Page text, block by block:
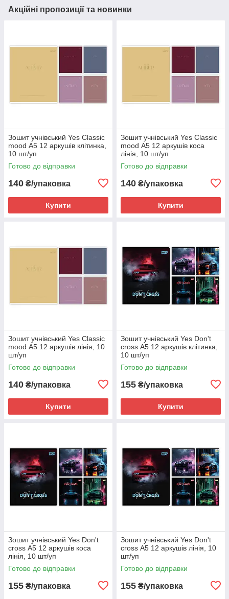
Акційні пропозиції та новинки
Зошит учнівський Yes Classic
mood А5 12 аркушів клітинка,
10 шт/уп
Готово до відправки
140 ₴/упаковка
Купити
Зошит учнівський Yes Classic
mood А5 12 аркушів коса
лінія, 10 шт/уп
Готово до відправки
140 ₴/упаковка
Купити
Зошит учнівський Yes Classic
mood А5 12 аркушів лінія, 10
шт/уп
Готово до відправки
140 ₴/упаковка
Купити
Зошит учнівський Yes Don't
cross А5 12 аркушів клітинка,
10 шт/уп
Готово до відправки
155 ₴/упаковка
Купити
Зошит учнівський Yes Don't
cross А5 12 аркушів коса
лінія, 10 шт/уп
Готово до відправки
155 ₴/упаковка
Зошит учнівський Yes Don't
cross А5 12 аркушів лінія, 10
шт/уп
Готово до відправки
155 ₴/упаковка